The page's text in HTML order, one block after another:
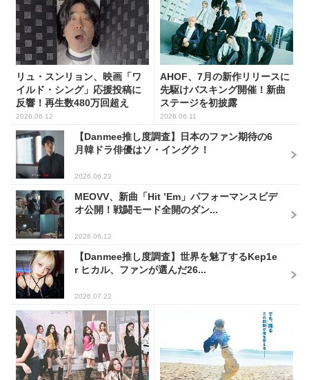
リュ・スンリョン、映画「ワ
イルド・シング」応援投稿に
反響！再生数480万回超え
2026.06.12
AHOF、7月の新作リリースに
先駆けバスキング開催！新曲
ステージを初披露
2026.06.11
【Danmee推し度調査】日本のファン期待の6
月韓ドラ俳優はソ・イングク！
2026.06.23
MEOVV、新曲「Hit ’Em」パフォーマンスビデ
オ公開！戦闘モード全開のダン...
2026.06.12
【Danmee推し度調査】世界を魅了するKep1e
r ヒカル、ファンが選んだ26...
2026.07.22